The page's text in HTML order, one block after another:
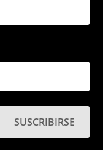
SUSCRIBIRSE